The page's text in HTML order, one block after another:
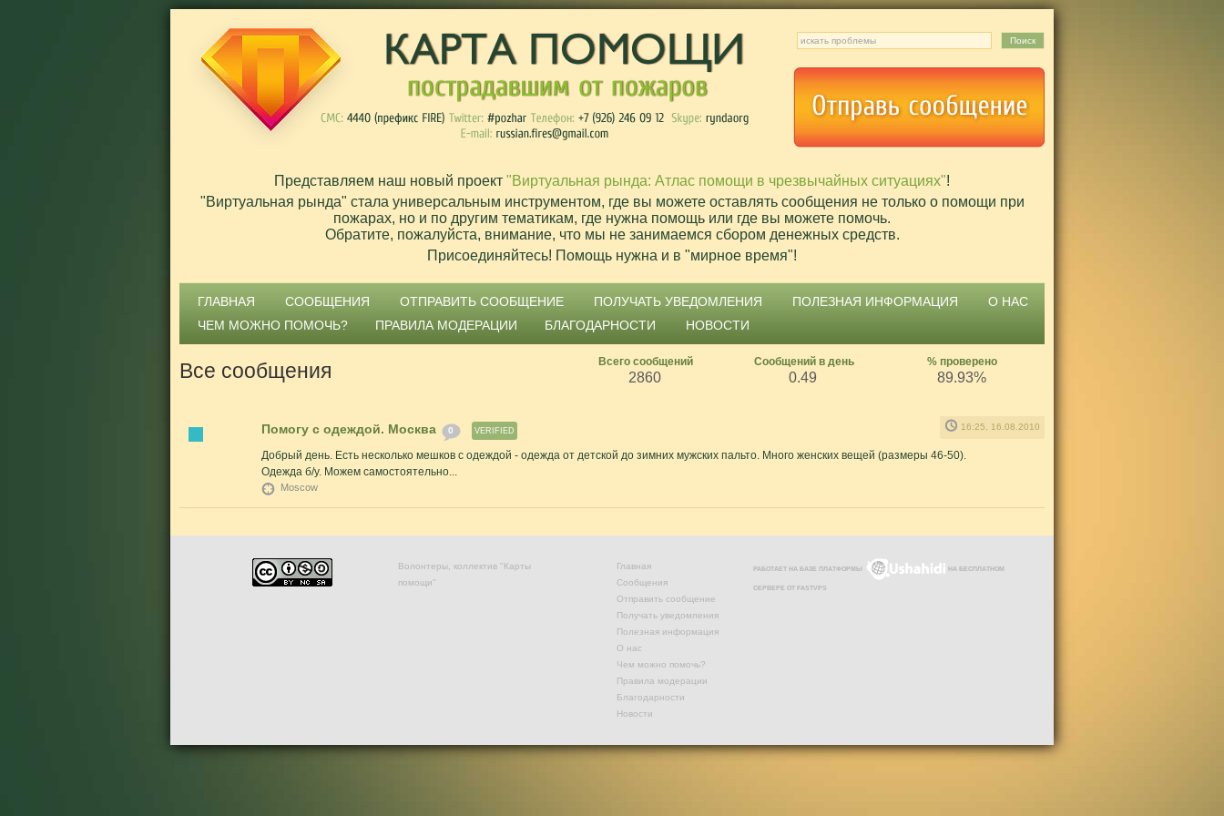
Представляем наш новый проект "Виртуальная рында: Атлас помощи в чрезвычайных ситуациях"!
"Виртуальная рында" стала универсальным инструментом, где вы можете оставлять сообщения не только о помощи при
пожарах, но и по другим тематикам, где нужна помощь или где вы можете помочь.
Обратите, пожалуйста, внимание, что мы не занимаемся сбором денежных средств.
Присоединяйтесь! Помощь нужна и в "мирное время"!
ГЛАВНАЯ СООБЩЕНИЯ ОТПРАВИТЬ СООБЩЕНИЕ ПОЛУЧАТЬ УВЕДОМЛЕНИЯ ПОЛЕЗНАЯ ИНФОРМАЦИЯ
О НАС
ЧЕМ МОЖНО ПОМОЧЬ?
ПРАВИЛА МОДЕРАЦИИ БЛАГОДАРНОСТИ НОВОСТИ
Всего сообщений Сообщений в день % проверено
2860 0.49 89.93%
Все сообщения
Помогу с одеждой. Москва 0 VERIFIED 16:25, 16.08.2010
Добрый день. Есть несколько мешков с одеждой - одежда от детской до зимних мужских пальто. Много женских вещей (размеры 46-50).
Одежда б/у. Можем самостоятельно...
Moscow
Волонтеры, коллектив "Карты
помощи"
Главная
Сообщения
Отправить сообщение
Получать уведомления
Полезная информация
О нас
Чем можно помочь?
Правила модерации
Благодарности
Новости
РАБОТАЕТ НА БАЗЕ ПЛАТФОРМЫ НА БЕСПЛАТНОМ
СЕРВЕРЕ ОТ FASTVPS